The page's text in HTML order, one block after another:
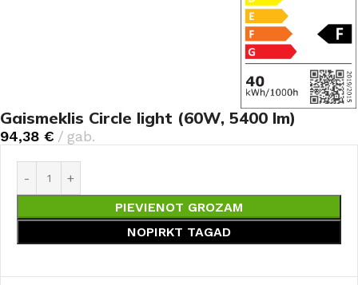
Gaismeklis Circle light (60W, 5400 lm)
94,38 € gab.
PIEVIENOT GROZAM
NOPIRKT TAGAD